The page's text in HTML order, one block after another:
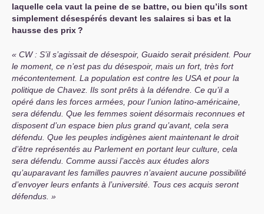
laquelle cela vaut la peine de se battre, ou bien qu’ils sont
simplement désespérés devant les salaires si bas et la
hausse des prix?
CW: S’il s’agissait de désespoir, Guaido serait président. Pour
le moment, ce n’est pas du désespoir, mais un fort, très fort
mécontentement. La population est contre les USA et pour la
politique de Chavez. Ils sont prêts à la défendre. Ce qu’il a
opéré dans les forces armées, pour l’union latino-américaine,
sera défendu. Que les femmes soient désormais reconnues et
disposent d’un espace bien plus grand qu’avant, cela sera
défendu. Que les peuples indigènes aient maintenant le droit
d’être représentés au Parlement en portant leur culture, cela
sera défendu. Comme aussi l’accès aux études alors
qu’auparavant les familles pauvres n’avaient aucune possibilité
d’envoyer leurs enfants à l’université. Tous ces acquis seront
défendus.